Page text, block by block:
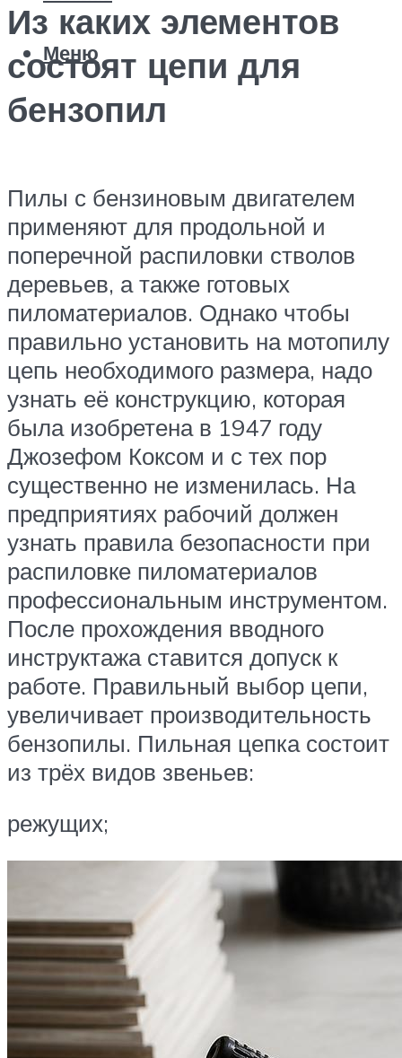
Меню
Из каких элементов
состоят цепи для
бензопил
Пилы с бензиновым двигателем
применяют для продольной и
поперечной распиловки стволов
деревьев, а также готовых
пиломатериалов. Однако чтобы
правильно установить на мотопилу
цепь необходимого размера, надо
узнать её конструкцию, которая
была изобретена в 1947 году
Джозефом Коксом и с тех пор
существенно не изменилась. На
предприятиях рабочий должен
узнать правила безопасности при
распиловке пиломатериалов
профессиональным инструментом.
После прохождения вводного
инструктажа ставится допуск к
работе. Правильный выбор цепи,
увеличивает производительность
бензопилы. Пильная цепка состоит
из трёх видов звеньев:
режущих;